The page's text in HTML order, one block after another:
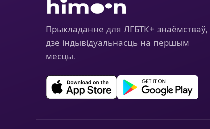
Прыкладанне для ЛГБТК+ знаёмстваў,
дзе індывідуальнасць на першым
месцы.